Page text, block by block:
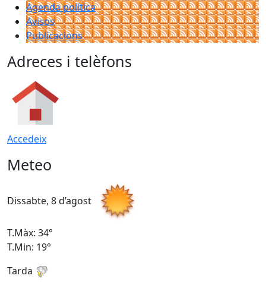
Agenda política
Avisos
Publicacions
Adreces i telèfons
Accedeix
Meteo
Dissabte, 8 d’agost
T.Màx: 34°
T.Min: 19°
Tarda